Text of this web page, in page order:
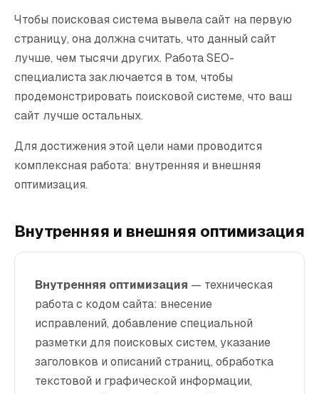
Чтобы поисковая система вывела сайт на первую
страницу, она должна считать, что данный сайт
лучше, чем тысячи других. Работа SEO-
специалиста заключается в том, чтобы
продемонстрировать поисковой системе, что ваш
сайт лучше остальных.
Для достижения этой цели нами проводится
комплексная работа: внутренняя и внешняя
оптимизация.
Внутренняя и внешняя оптимизация
Внутренняя оптимизация — техническая
работа с кодом сайта: внесение
исправлений, добавление специальной
разметки для поисковых систем, указание
заголовков и описаний страниц, обработка
текстовой и графической информации,